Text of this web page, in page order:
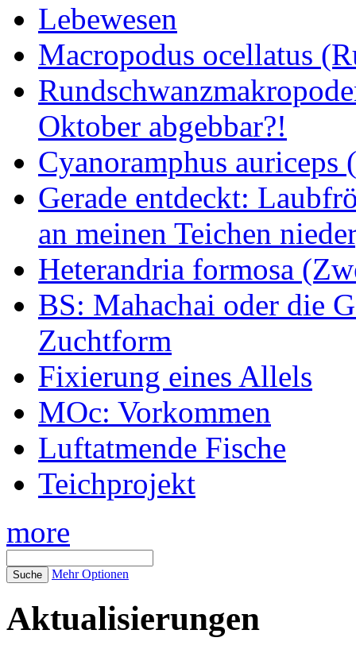
Lebewesen
Macropodus ocellatus
Oktober abgebbar?!
Cyanoramphus
Gerade entdeckt:
an meinen Teichen
Heterandria formosa
BS: Mahachai oder die
Zuchtform
Fixierung eines Allels
MOc: Vorkommen
Luftatmende Fische
Teichprojekt
more
Mehr Optionen
Aktualisierungen